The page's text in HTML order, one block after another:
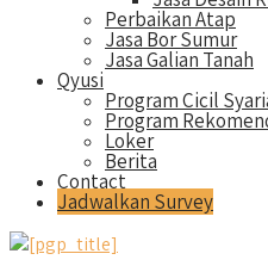
Perbaikan Atap
Jasa Bor Sumur
Jasa Galian Tanah
Qyusi
Program Cicil
Program
Loker
Berita
Contact
Jadwalkan Survey